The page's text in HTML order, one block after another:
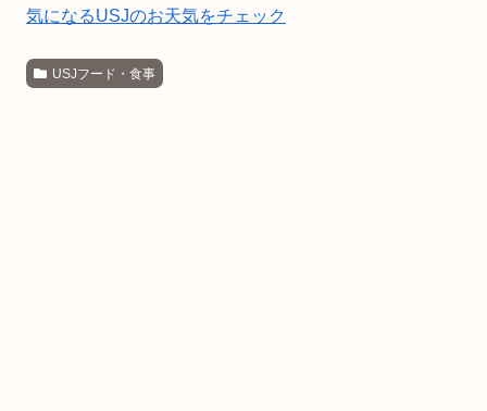
気になるUSJのお天気をチェック
USJフード・食事